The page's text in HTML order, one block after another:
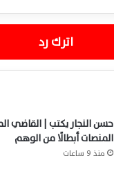
اترك رد
حسن النجار يكتب | القاضي
المنصات أبطالًا من الوهم
منذ 9 ساعات